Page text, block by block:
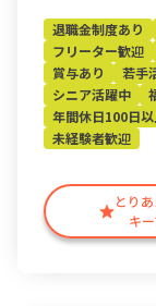
とり
キ
退職金制度あり
フリーター歓迎
賞与あり
若手
シニア活躍中
年間休日100日以
未経験者歓迎